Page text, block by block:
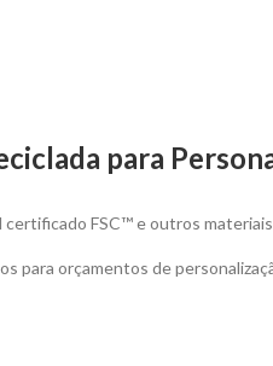
para
FSC™ e outros
para orçamentos de